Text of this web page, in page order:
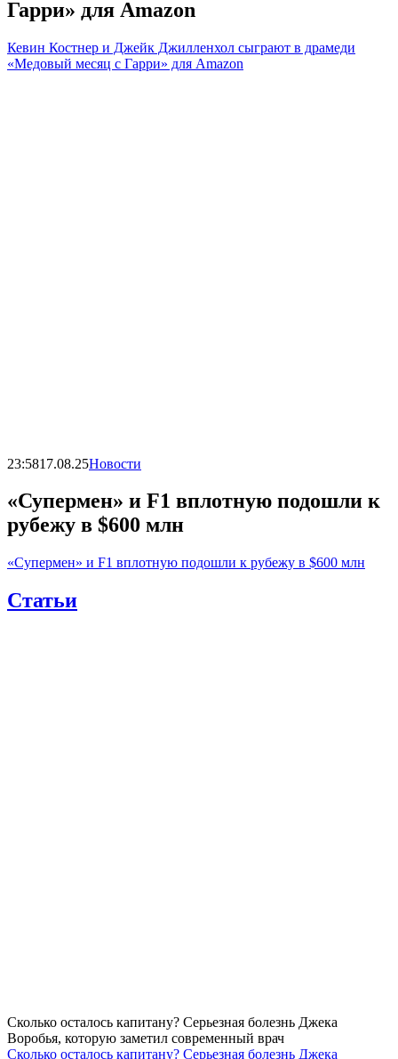
Гарри» для Amazon
Кевин Костнер и Джейк Джилленхол сыграют в драмеди
«Медовый месяц с Гарри» для Amazon
23:5817.08.25Новости
«Супермен» и F1 вплотную подошли к
рубежу в $600 млн
«Супермен» и F1 вплотную подошли к рубежу в $600 млн
Статьи
Сколько осталось капитану? Серьезная болезнь Джека
Воробья, которую заметил современный врач
Сколько осталось капитану? Серьезная болезнь Джека